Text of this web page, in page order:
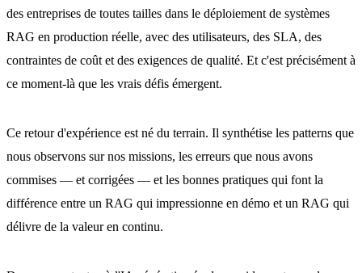
des entreprises de toutes tailles dans le déploiement de systèmes
RAG en production réelle, avec des utilisateurs, des SLA, des
contraintes de coût et des exigences de qualité. Et c'est précisément à
ce moment-là que les vrais défis émergent.
Ce retour d'expérience est né du terrain. Il synthétise les patterns que
nous observons sur nos missions, les erreurs que nous avons
commises — et corrigées — et les bonnes pratiques qui font la
différence entre un RAG qui impressionne en démo et un RAG qui
délivre de la valeur en continu.